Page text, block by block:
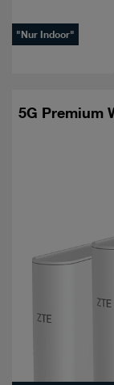
"Nur Indoor"
5G Premium